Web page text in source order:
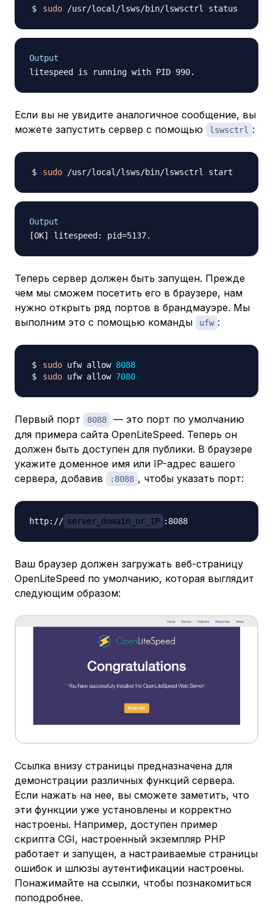
sudo
Output
Если вы не увидите аналогичное сообщение, вы
можете запустить сервер с помощью
lswsctrl :
sudo
Output
Теперь сервер должен быть запущен. Прежде
чем мы сможем посетить его в браузере, нам
нужно открыть ряд портов в брандмауэре. Мы
выполним это с помощью команды
ufw :
sudo ufw allow 8088
sudo ufw allow 7080
Первый порт 8088
— это порт по умолчанию
для примера сайта OpenLiteSpeed. Теперь он
должен быть доступен для публики. В браузере
укажите доменное имя или IP-адрес вашего
сервера, добавив
:8088 , чтобы указать порт:
http:// server_domain_or_IP
Ваш браузер должен загружать веб-страницу
OpenLiteSpeed по умолчанию, которая выглядит
следующим образом:
Ссылка внизу страницы предназначена для
демонстрации различных функций сервера.
Если нажать на нее, вы сможете заметить, что
эти функции уже установлены и корректно
настроены. Например, доступен пример
скрипта CGI, настроенный экземпляр PHP
работает и запущен, а настраиваемые страницы
ошибок и шлюзы аутентификации настроены.
Понажимайте на ссылки, чтобы познакомиться
поподробнее.